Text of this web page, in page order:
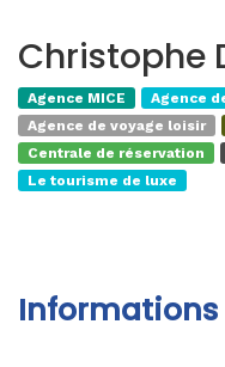
Christophe
Agence MICE
Agence
Agence de voyage loisir
Centrale de réservation
Le tourisme de luxe
Informations